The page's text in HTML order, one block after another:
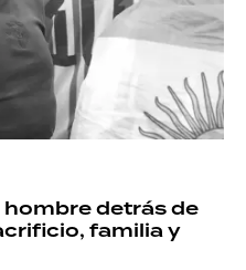
hombre detrás de
familia y